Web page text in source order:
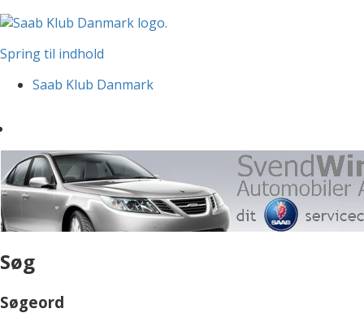
Spring til indhold
Saab Klub Danmark
Søg
Søgeord